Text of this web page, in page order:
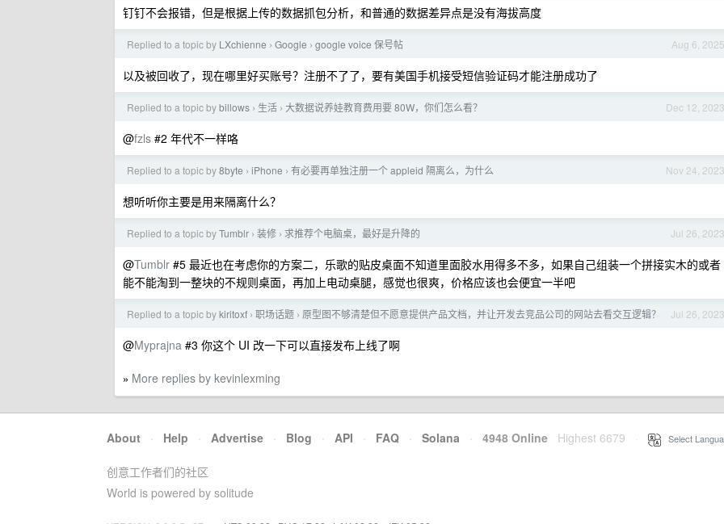
钉钉不会报错，但是根据上传的数据抓包分析，和普通的数据差异点是没有海拔高度
Aug 6, 2025
Replied to a topic by LXchienne › Google › google voice 保号帖
以及被回收了，现在哪里好买账号？注册不了了，要有美国手机接受短信验证码才能注册成功了
Dec 12, 2023
Replied to a topic bybillows › 生活 › 大数据说养娃教育费用要 80W，你们怎么看？
@fzls #2 年代不一样咯
Nov 24, 2023
Replied to a topic by8byte › iPhone › 有必要再单独注册一个 appleid 隔离么，为什么
想听听你主要是用来隔离什么？
Jul 26, 2023
Replied to a topic byTumblr › 装修 › 求推荐个电脑桌，最好是升降的
@Tumblr #5 最近也在考虑你的方案二，乐歌的贴皮桌面不知道里面胶水用得多不多，如果自己组装一个拼接实木的或者
能不能淘到一整块的不规则桌面，再加上电动桌腿，感觉也很爽，价格应该也会便宜一半吧
Jul 26, 2023
Replied to a topic bykiritoxf › 职场话题 › 原型图不够清楚但不愿意提供产品文档，并让开发去竞品公司的网站去看交互逻辑？
@Myprajna #3 你这个 UI 改一下可以直接发布上线了啊
» More replies by kevinlexming
About · Help · Advertise · Blog · API · FAQ · Solana · 4948 Online Highest 6679 Select
创意工作者们的社区
World is powered by solitude